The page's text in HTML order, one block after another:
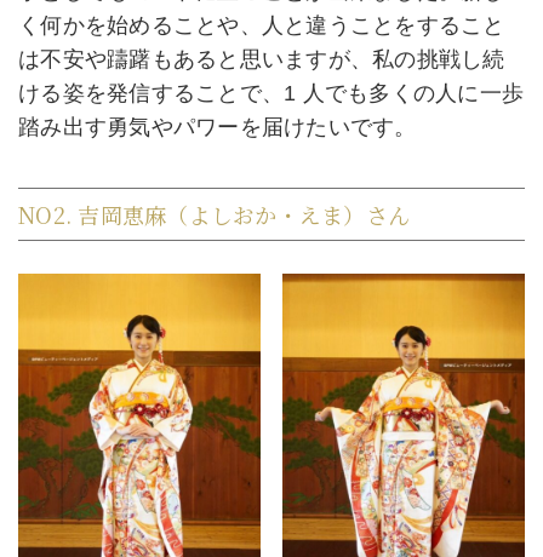
く何かを始めることや、人と違うことをすること
は不安や躊躇もあると思いますが、私の挑戦し続
ける姿を発信することで、1 人でも多くの人に一歩
踏み出す勇気やパワーを届けたいです。
NO2. 吉岡恵麻（よしおか・えま）さん